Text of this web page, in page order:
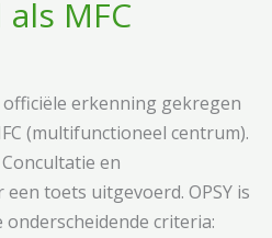
MFC
erkenning gekregen
(multifunctioneel centrum).
en
toets uitgevoerd. OPSY is
criteria: